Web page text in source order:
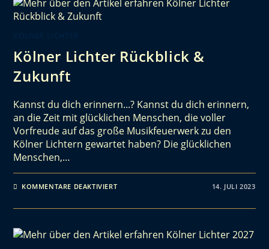
Kölner Lichter Rückblick &
Zukunft
Kannst du dich erinnern...? Kannst du dich erinnern,
an die Zeit mit glücklichen Menschen, die voller
Vorfreude auf das große Musikfeuerwerk zu den
Kölner Lichtern gewartet haben? Die glücklichen
Menschen,…
KOMMENTARE DEAKTIVIERT 14. JULI 2023